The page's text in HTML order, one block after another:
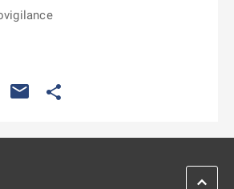
na nové kartě
se otevře na nové kartě
Odkaz se otevře na nové kartě
ZPĚT